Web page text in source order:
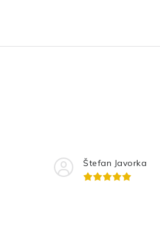
Štefan Javorka